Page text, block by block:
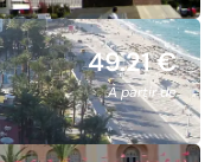
49.21 €
À partir de